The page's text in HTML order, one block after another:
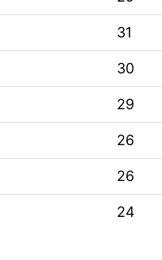
31
30
29
26
26
24